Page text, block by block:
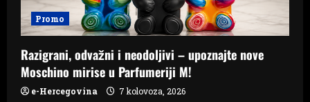
Promo
Razigrani, odvažni i neodoljivi – upoznajte nove
Moschino mirise u Parfumeriji M!
e-Hercegovina 7 kolovoza, 2026